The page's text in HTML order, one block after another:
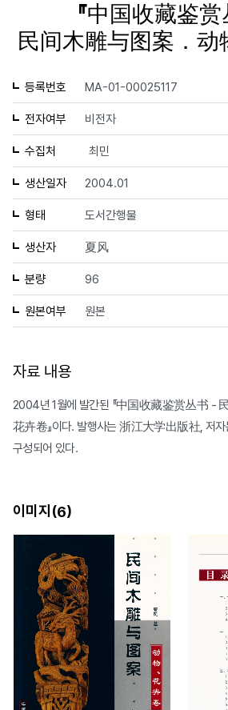
『中国收藏鉴
民间木雕与图案．动
등록번호 MA-01-00025117
전자여부 비전자
수집처 최민
생산일자 2004.01
형태 도서간행물
생산자 夏风
분량 96
원본여부 원본
자료 내용
2004년 1월에 발간된 『中国收藏鉴赏丛书 -
花卉卷』이다. 발행사는 浙江大学出版社, 저
구성되어 있다.
이미지(6)